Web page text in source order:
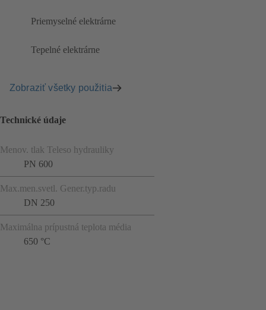
Priemyselné elektrárne
Tepelné elektrárne
Zobraziť všetky použitia
Technické údaje
Menov. tlak Teleso hydrauliky
PN 600
Max.men.svetl. Gener.typ.radu
DN 250
Maximálna prípustná teplota média
650 °C